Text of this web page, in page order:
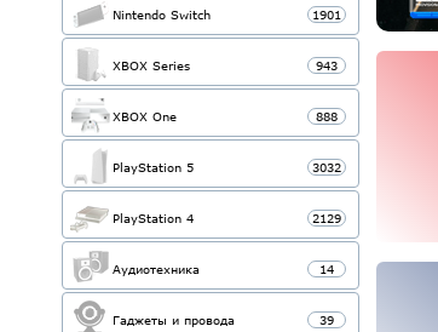
Nintendo Switch 1901
XBOX Series 943
XBOX One 888
PlayStation 5 3032
PlayStation 4 2129
Аудиотехника 14
Гаджеты и провода 39